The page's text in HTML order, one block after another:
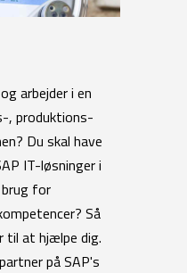
arbejder i en
, produktions-
Du skal have
IT-løsninger i
for
Så
til at hjælpe dig.
på SAP's